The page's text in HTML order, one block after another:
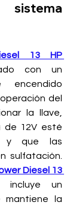
sistema
13 HP
con un
encendido
del
la llave,
de 12V esté
y que las
sulfatación.
Diesel 13
un
mantiene la